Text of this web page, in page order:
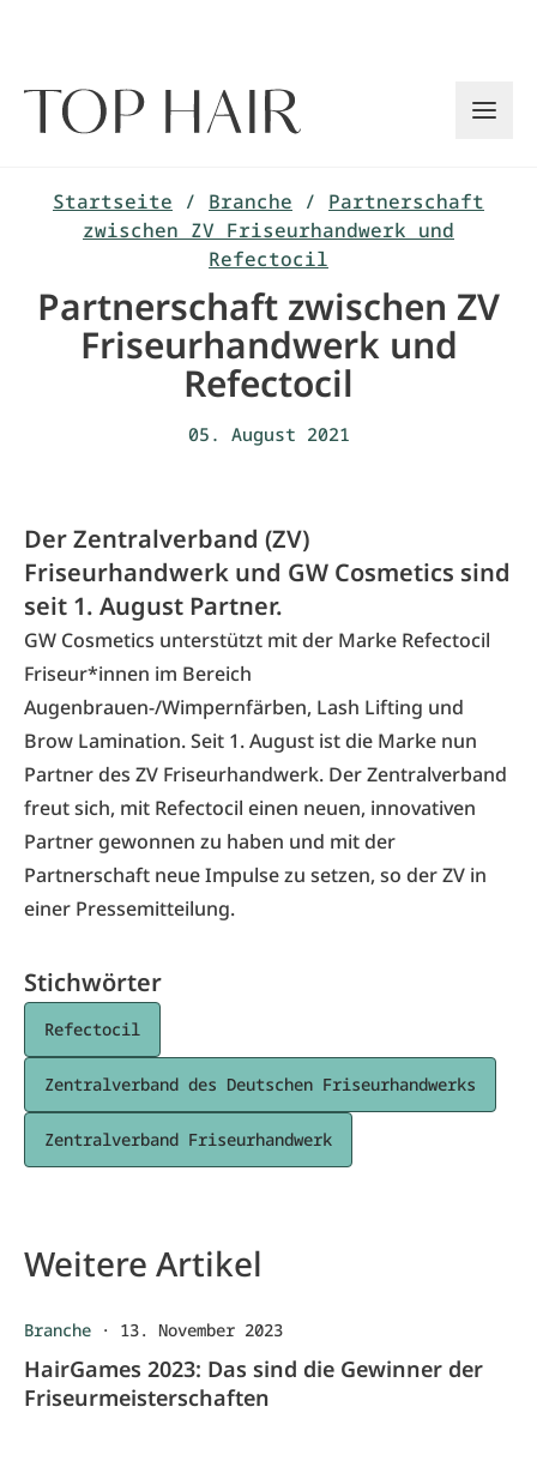
Startseite / Branche / Partnerschaft
zwischen ZV Friseurhandwerk und
Refectocil
Partnerschaft zwischen ZV
Friseurhandwerk und
Refectocil
05. August 2021
Der Zentralverband (ZV)
Friseurhandwerk und GW Cosmetics sind
seit 1. August Partner.
GW Cosmetics unterstützt mit der Marke Refectocil
Friseur*innen im Bereich
Augenbrauen-/Wimpernfärben, Lash Lifting und
Brow Lamination. Seit 1. August ist die Marke nun
Partner des ZV Friseurhandwerk. Der Zentralverband
freut sich, mit Refectocil einen neuen, innovativen
Partner gewonnen zu haben und mit der
Partnerschaft neue Impulse zu setzen, so der ZV in
einer Pressemitteilung.
Stichwörter
Refectocil
Zentralverband des Deutschen Friseurhandwerks
Zentralverband Friseurhandwerk
Weitere Artikel
Branche · 13. November 2023
HairGames 2023: Das sind die Gewinner der
Friseurmeisterschaften